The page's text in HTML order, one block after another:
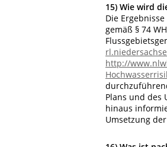
15) Wie wird
Die
gemäß § 74
http://
Plans und des
hinaus
Umsetzung der